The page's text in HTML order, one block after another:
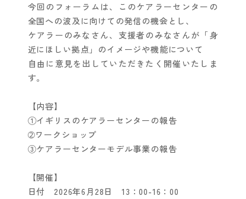
今回のフォーラムは、このケアラーセンターの
全国への波及に向けての発信の機会とし、
ケアラーのみなさん、支援者のみなさんが「身
近にほしい拠点」のイメージや機能について
自由に意見を出していただきたく開催いたしま
す。
【内容】
①イギリスのケアラーセンターの報告
➁ワークショップ
③ケアラーセンターモデル事業の報告
【開催】
日付 2026年6月28日 13：00-16：00